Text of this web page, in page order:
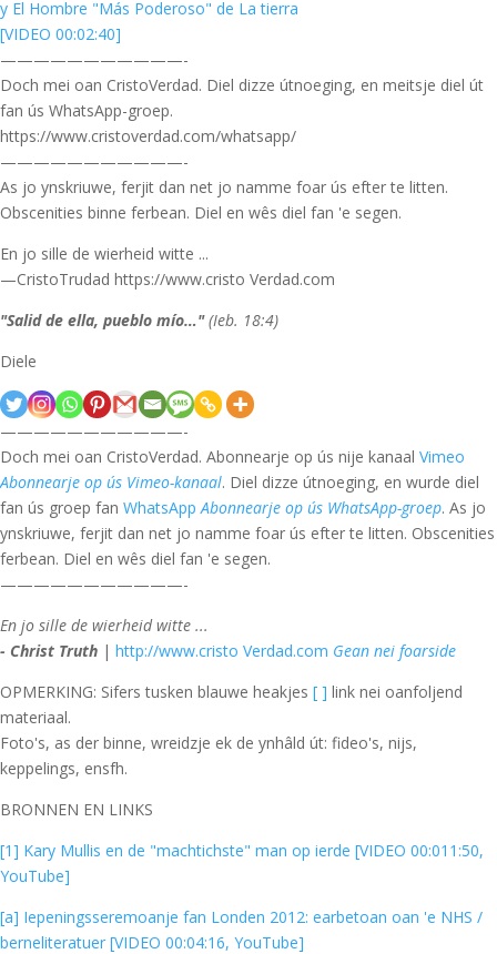
y El Hombre "Más Poderoso" de La tierra
[VIDEO 00:02:40]
———————————-
Doch mei oan CristoVerdad. Diel dizze útnoeging, en meitsje diel út
fan ús WhatsApp-groep.
https://www.cristoverdad.com/whatsapp/
———————————-
As jo ynskriuwe, ferjit dan net jo namme foar ús efter te litten.
Obscenities binne ferbean. Diel en wês diel fan 'e segen.
En jo sille de wierheid witte ...
—CristoTrudad https://www.cristo Verdad.com
"Salid de ella, pueblo mío…"(Ieb. 18:4)
Diele
———————————-
Doch mei oan CristoVerdad. Abonnearje op ús nije kanaal Vimeo
Abonnearje op ús Vimeo-kanaal. Diel dizze útnoeging, en wurde diel
fan ús groep fan WhatsApp Abonnearje op ús WhatsApp-groep. As jo
ynskriuwe, ferjit dan net jo namme foar ús efter te litten. Obscenities
ferbean. Diel en wês diel fan 'e segen.
———————————-
En jo sille de wierheid witte ...
- Christ Truth | http://www.cristo Verdad.com Gean nei foarside
OPMERKING: Sifers tusken blauwe heakjes [ ] link nei oanfoljend
materiaal.
Foto's, as der binne, wreidzje ek de ynhâld út: fideo's, nijs,
keppelings, ensfh.
BRONNEN EN LINKS
[1] Kary Mullis en de "machtichste" man op ierde [VIDEO 00:011:50,
YouTube]
[a] Iepeningsseremoanje fan Londen 2012: earbetoan oan 'e NHS /
berneliteratuer [VIDEO 00:04:16, YouTube]